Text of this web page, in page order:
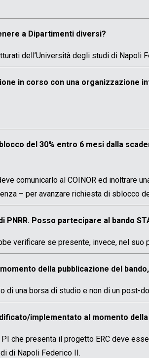
a Dipartimenti diversi?
dell’Università degli studi di
in corso con una
del 30% entro 6 mesi dalla
comunicarlo al COINOR ed inoltrare
– per avanzare richiesta di sblocco
Posso partecipare al bando
verificare se presente, invece, nel suo
della pubblicazione del
di una borsa di studio e non di un post-
implementato al momento
che presenta il progetto ERC deve
di Napoli Federico II.